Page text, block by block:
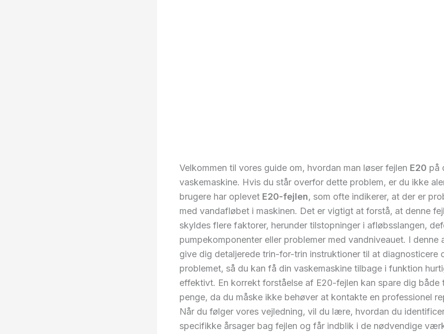
Velkommen til vores guide om, hvordan man løser fejlen E20 på
vaskemaskine. Hvis du står overfor dette problem, er du ikke
brugere har oplevet E20-fejlen, som ofte indikerer, at der er
med vandafløbet i maskinen. Det er vigtigt at forstå, at denne
skyldes flere faktorer, herunder tilstopninger i afløbsslangen,
pumpekomponenter eller problemer med vandniveauet. I denne
give dig detaljerede trin-for-trin instruktioner til at diagnosticere
problemet, så du kan få din vaskemaskine tilbage i funktion
effektivt. En korrekt forståelse af E20-fejlen kan spare dig både
penge, da du måske ikke behøver at kontakte en professionel
Når du følger vores vejledning, vil du lære, hvordan du
specifikke årsager bag fejlen og får indblik i de nødvendige